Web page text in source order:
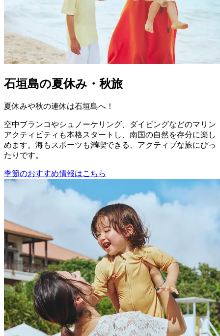
石垣島の夏休み・秋旅
夏休みや秋の連休は石垣島へ！
空中ブランコやシュノーケリング、ダイビングなどのマリン
アクティビティも本格スタートし、南国の自然を存分に楽し
めます。海もスポーツも満喫できる、アクティブな旅にぴっ
たりです。
季節のおすすめ情報はこちら